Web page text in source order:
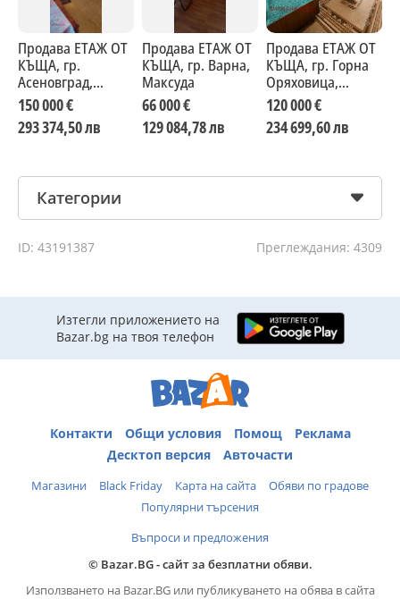
Продава ЕТАЖ ОТ
КЪЩА, гр.
Асеновград,
област Пловдив
150 000 €
293 374,50 лв
Продава ЕТАЖ ОТ
КЪЩА, гр. Варна,
Максуда
66 000 €
129 084,78 лв
Продава ЕТАЖ ОТ
КЪЩА, гр. Горна
Оряховица,
област Велико
Търново
120 000 €
234 699,60 лв
Категории
ID: 43191387 Преглеждания: 4309
Изтегли приложението на
Bazar.bg на твоя телефон
Контакти Общи условия Помощ
Реклама
Десктоп версия
Авточасти
Магазини Black Friday Карта на сайта
Обяви по градове
Популярни търсения
Въпроси и предложения
© Bazar.BG - сайт за безплатни обяви.
Използването на Bazar.BG или публикуването на обява в сайта